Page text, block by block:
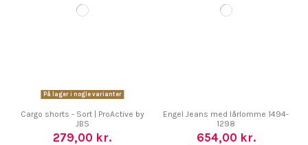
På lager i nogle varianter
Cargo shorts - Sort | ProActive by
JBS
279,00 kr.
Engel Jeans med lårlomme 1494-
1298
654,00 kr.